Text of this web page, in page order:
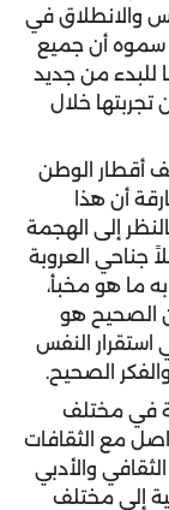
والانطلاق في
سموه أن جميع
للبدء من جديد
خلال
أقطار الوطن
أن هذا
إلى الهجمة
جناحي العروبة
ما هو مخبأ،
الصحيح هو
النفس
الصحيح.
في مختلف
مع الثقافات
والأدبي
إلى مختلف